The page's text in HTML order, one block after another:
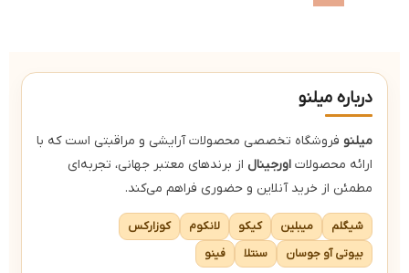
درباره میلنو
میلنو فروشگاه تخصصی محصولات آرایشی و مراقبتی است که با
ارائه محصولات اورجینال از برندهای معتبر جهانی، تجربه‌ای
مطمئن از خرید آنلاین و حضوری فراهم می‌کند.
شیگلم میبلین کیکو لانکوم
کوزارکس
بیوتی آو جوسان
سنتلا فینو